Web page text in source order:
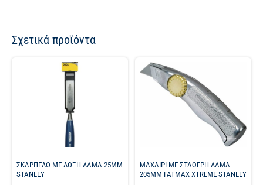
Σχετικά προϊόντα
ΣΚΑΡΠΕΛΟ ΜΕ ΛΟΞΗ ΛΑΜΑ 25MM
STANLEY
ΜΑΧΑΙΡΙ ΜΕ ΣΤΑΘΕΡΗ ΛΑΜΑ
205ΜΜ FATMAX XTREME STANLEY